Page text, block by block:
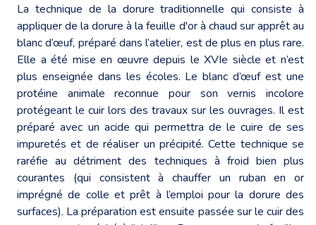
La technique de la dorure traditionnelle qui consiste à
appliquer de la dorure à la feuille d'or à chaud sur apprêt au
blanc d’œuf, préparé dans l’atelier, est de plus en plus rare.
Elle a été mise en œuvre depuis le XVIe siècle et n’est
plus enseignée dans les écoles. Le blanc d’œuf est une
protéine animale reconnue pour son vernis incolore
protégeant le cuir lors des travaux sur les ouvrages. Il est
préparé avec un acide qui permettra de le cuire de ses
impuretés et de réaliser un précipité. Cette technique se
raréfie au détriment des techniques à froid bien plus
courantes (qui consistent à chauffer un ruban en or
imprégné de colle et prêt à l’emploi pour la dorure des
surfaces). La préparation est ensuite passée sur le cuir des